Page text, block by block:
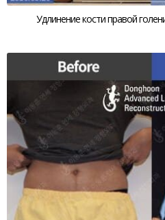
Удлинение кости правой